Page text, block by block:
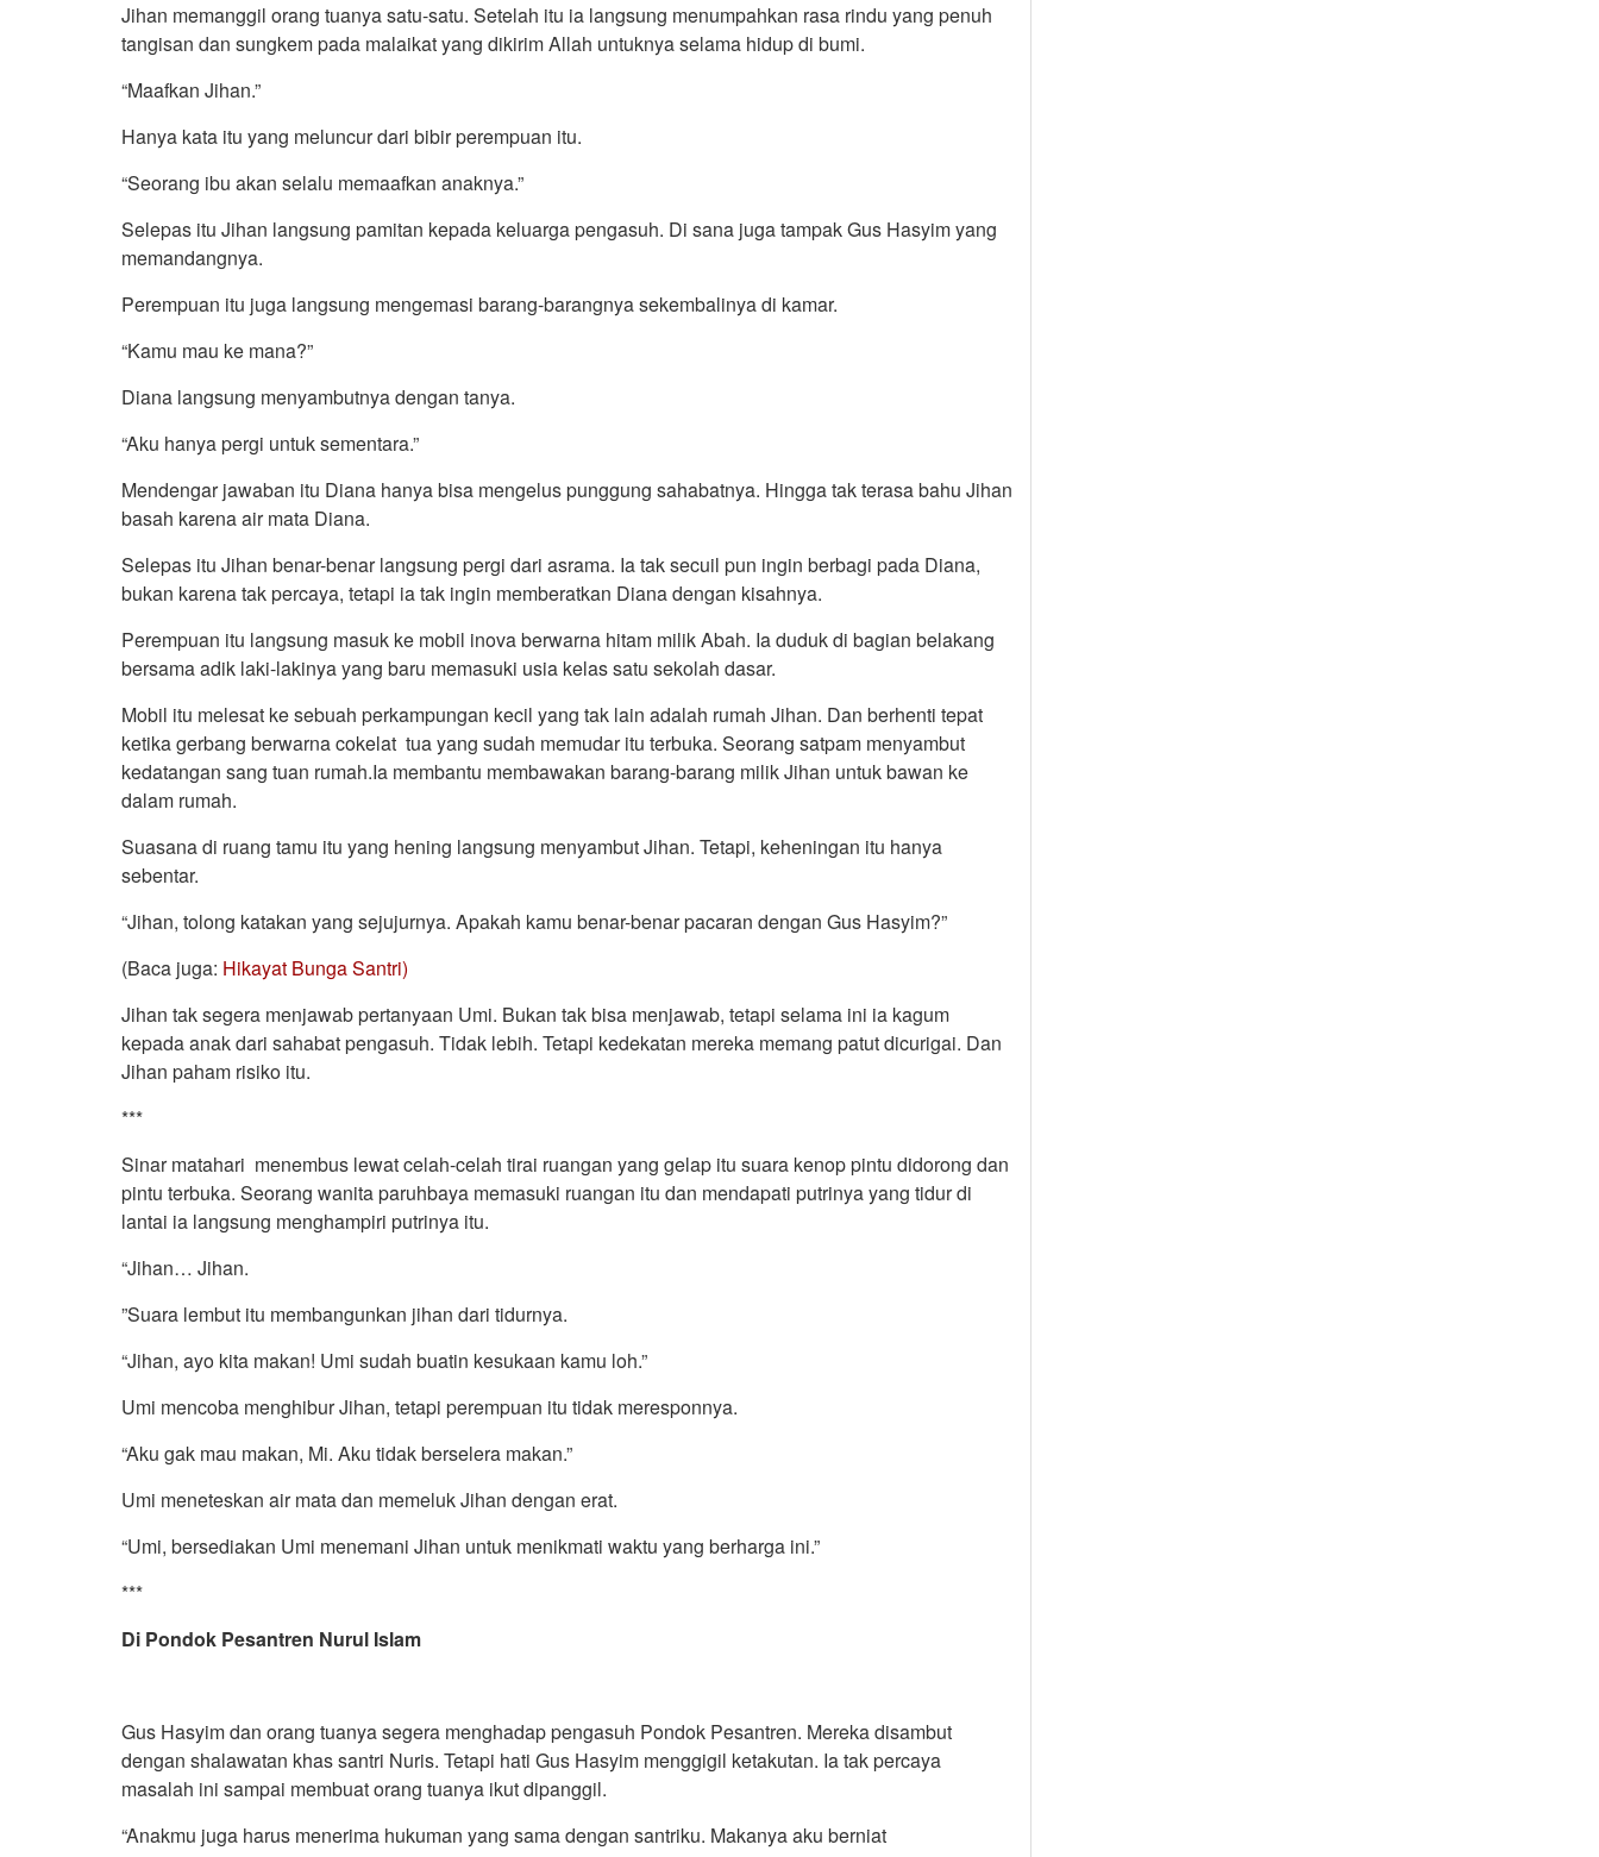
Jihan memanggil orang tuanya satu-satu. Setelah itu ia langsung menumpahkan rasa rindu yang penuh
tangisan dan sungkem pada malaikat yang dikirim Allah untuknya selama hidup di bumi.
“Maafkan Jihan.”
Hanya kata itu yang meluncur dari bibir perempuan itu.
“Seorang ibu akan selalu memaafkan anaknya.”
Selepas itu Jihan langsung pamitan kepada keluarga pengasuh. Di sana juga tampak Gus Hasyim yang
memandangnya.
Perempuan itu juga langsung mengemasi barang-barangnya sekembalinya di kamar.
“Kamu mau ke mana?”
Diana langsung menyambutnya dengan tanya.
“Aku hanya pergi untuk sementara.”
Mendengar jawaban itu Diana hanya bisa mengelus punggung sahabatnya. Hingga tak terasa bahu Jihan
basah karena air mata Diana.
Selepas itu Jihan benar-benar langsung pergi dari asrama. Ia tak secuil pun ingin berbagi pada Diana,
bukan karena tak percaya, tetapi ia tak ingin memberatkan Diana dengan kisahnya.
Perempuan itu langsung masuk ke mobil inova berwarna hitam milik Abah. Ia duduk di bagian belakang
bersama adik laki-lakinya yang baru memasuki usia kelas satu sekolah dasar.
Mobil itu melesat ke sebuah perkampungan kecil yang tak lain adalah rumah Jihan. Dan berhenti tepat
ketika gerbang berwarna cokelat tua yang sudah memudar itu terbuka. Seorang satpam menyambut
kedatangan sang tuan rumah.Ia membantu membawakan barang-barang milik Jihan untuk bawan ke
dalam rumah.
Suasana di ruang tamu itu yang hening langsung menyambut Jihan. Tetapi, keheningan itu hanya
sebentar.
“Jihan, tolong katakan yang sejujurnya. Apakah kamu benar-benar pacaran dengan Gus Hasyim?”
(Baca juga: Hikayat Bunga Santri)
Jihan tak segera menjawab pertanyaan Umi. Bukan tak bisa menjawab, tetapi selama ini ia kagum
kepada anak dari sahabat pengasuh. Tidak lebih. Tetapi kedekatan mereka memang patut dicurigai. Dan
Jihan paham risiko itu.
***
Sinar matahari menembus lewat celah-celah tirai ruangan yang gelap itu suara kenop pintu didorong dan
pintu terbuka. Seorang wanita paruhbaya memasuki ruangan itu dan mendapati putrinya yang tidur di
lantai ia langsung menghampiri putrinya itu.
“Jihan… Jihan.
”Suara lembut itu membangunkan jihan dari tidurnya.
“Jihan, ayo kita makan! Umi sudah buatin kesukaan kamu loh.”
Umi mencoba menghibur Jihan, tetapi perempuan itu tidak meresponnya.
“Aku gak mau makan, Mi. Aku tidak berselera makan.”
Umi meneteskan air mata dan memeluk Jihan dengan erat.
“Umi, bersediakan Umi menemani Jihan untuk menikmati waktu yang berharga ini.”
***
Di Pondok Pesantren Nurul Islam
Gus Hasyim dan orang tuanya segera menghadap pengasuh Pondok Pesantren. Mereka disambut
dengan shalawatan khas santri Nuris. Tetapi hati Gus Hasyim menggigil ketakutan. Ia tak percaya
masalah ini sampai membuat orang tuanya ikut dipanggil.
“Anakmu juga harus menerima hukuman yang sama dengan santriku. Makanya aku berniat